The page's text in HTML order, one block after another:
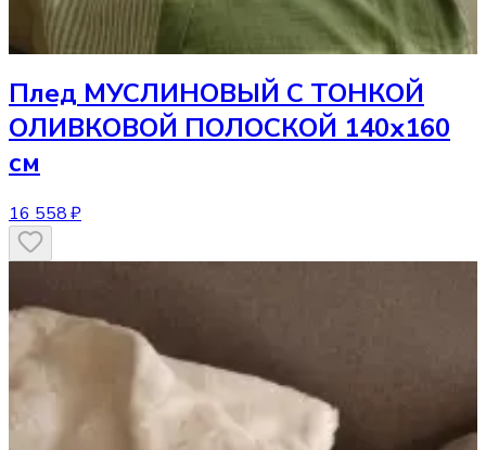
Плед МУСЛИНОВЫЙ С ТОНКОЙ
ОЛИВКОВОЙ ПОЛОСКОЙ 140х160
см
16 558 ₽